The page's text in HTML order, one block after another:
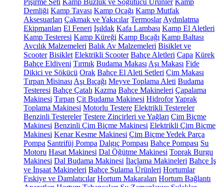
Pişirme Seti Kamp Buzluk ve Soğutucu Ürünler Kamp
Demliği Kamp Tavası Kamp Ocağı Kamp Mutfak
Aksesuarları Çakmak ve Yakıcılar Termoslar Aydınlatma
Ekipmanları El Feneri Işıldak Kafa Lambası Kamp El Aletleri
Kamp Testeresi Kamp Küreği Kamp Bıçağı Kamp Baltası
Avcılık Malzemeleri Balık Av Malzemeleri Bisiklet ve
Scooter Bisiklet Elektrikli Scooter Bahçe Aletleri Çapa Kürek
Bahçe Eldiveni Tırmık Budama Makası Aşı Makası Fide
Dikici ve Sökücü Orak Bahçe El Aleti Setleri Çim Makası
Tırpan Misinası Aşı Bıçağı Meyve Toplama Aleti Budama
Testeresi Bahçe Çatalı Kazma Bahçe Makineleri Çapalama
Makinesi Tırpan Çit Budama Makinesi HidroforYaprak
Toplama Makinesi Motorlu Testere Elektrikli Testereler
Benzinli Testereler Testere Zincirleri ve Yağları Çim Biçme
Makinesi Benzinli Çim Biçme Makinesi Elektrikli Çim Biçme
Makinesi Kenar Kesme Makinesi Çim Biçme Yedek Parça
Pompa Santrifüj Pompa Dalgıç Pompası Bahçe Pompası Su
Motoru Hasat Makinesi Dal Öğütme Makinesi Toprak Burgu
Makinesi Dal Budama Makinesi İlaçlama Makineleri Bahçe İş
ve İnşaat Makineleri Bahçe Sulama Ürünleri Hortumlar
Fıskiye ve Damlatıcılar Hortum Makaraları Hortum Bağlantı